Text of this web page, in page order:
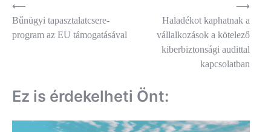
Bejegyzés
navigáció
⟵
Bűnügyi tapasztalatcsere-
program az EU támogatásával
Haladékot kaphatnak a
vállalkozások a kötelező
kiberbiztonsági audittal
kapcsolatban
⟶
Ez is érdekelheti Önt: